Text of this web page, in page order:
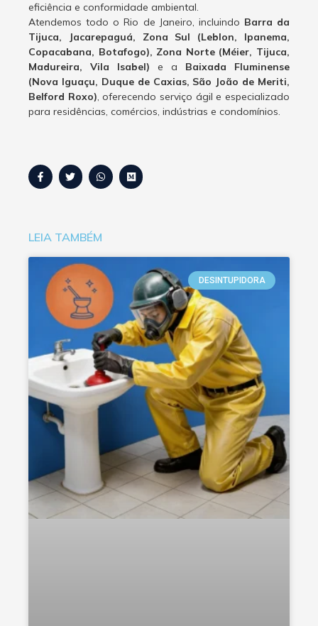
eficiência e conformidade ambiental.
Atendemos todo o Rio de Janeiro, incluindo Barra da
Tijuca, Jacarepaguá, Zona Sul (Leblon, Ipanema,
Copacabana, Botafogo), Zona Norte (Méier, Tijuca,
Madureira, Vila Isabel) e a Baixada Fluminense
(Nova Iguaçu, Duque de Caxias, São João de Meriti,
Belford Roxo), oferecendo serviço ágil e especializado
para residências, comércios, indústrias e condomínios.
LEIA TAMBÉM
DESINTUPIDORA